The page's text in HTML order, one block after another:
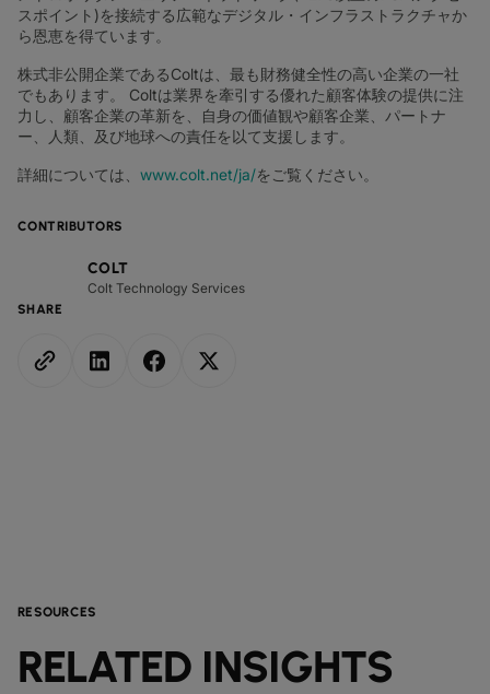
CONTRIBUTORS
COLT
Colt Technology Services
SHARE
スポイント)を接続する広範なデジタル・インフラストラクチャか
ら恩恵を得ています。
株式非公開企業であるColtは、最も財務健全性の高い企業の一社
でもあります。 Coltは業界を牽引する優れた顧客体験の提供に注
力し、顧客企業の革新を、自身の価値観や顧客企業、パートナ
ー、人類、及び地球への責任を以て支援します。
詳細については、 www.colt.net/ja/をご覧ください。
RESOURCES
RELATED INSIGHTS